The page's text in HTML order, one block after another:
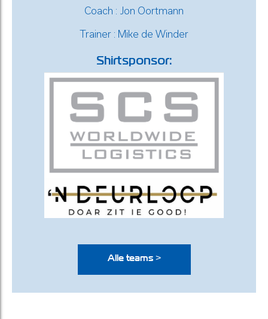
Coach : Jon Oortmann
Trainer : Mike de Winder
Shirtsponsor:
Alle teams >